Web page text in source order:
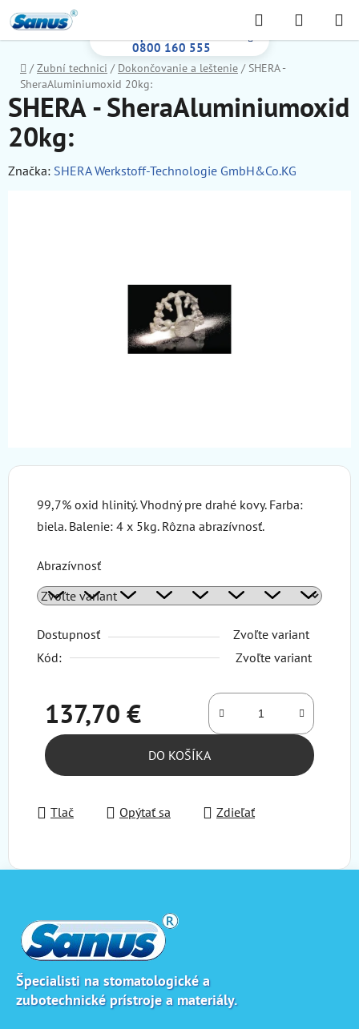
na
obsah
0800 160 555
Hľadať
KOŠÍK
Domov
/ Zubní technici / Dokončovanie a leštenie / SHERA -
SheraAluminiumoxid 20kg:
99,7% oxid hlinitý. Vhodný pre drahé kovy. Farba:
biela. Balenie: 4 x 5kg. Rôzna abrazívnosť.
Abrazívnosť
Dostupnosť
Zvoľte variant
Kód:
Zvoľte variant
137,70 €
Jednotková cena:
DO KOŠÍKA
Tlač Opýtať sa Zdieľať
SHERA - SheraAluminiumoxid
20kg:
Značka: SHERA Werkstoff-Technologie GmbH&Co.KG
Špecialisti na stomatologické a
zubotechnické prístroje a materiály.